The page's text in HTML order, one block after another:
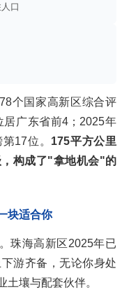
口
个国家高新区综合评
广东省前4；2025年
17位。 175平方公里
构成了"拿地机会"的
块适合你
珠海高新区2025年已
游齐备，无论你身处
土壤与配套伙伴。